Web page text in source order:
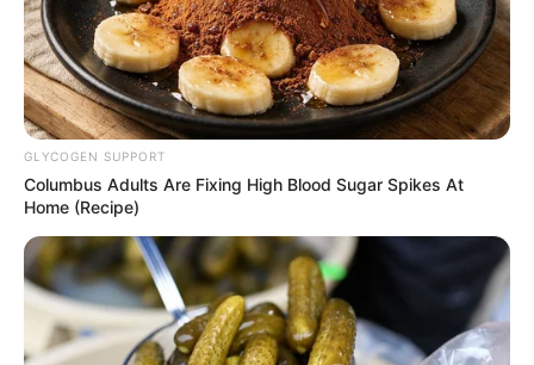
GLYCOGEN SUPPORT
Columbus Adults Are Fixing High Blood Sugar Spikes At
Home (Recipe)